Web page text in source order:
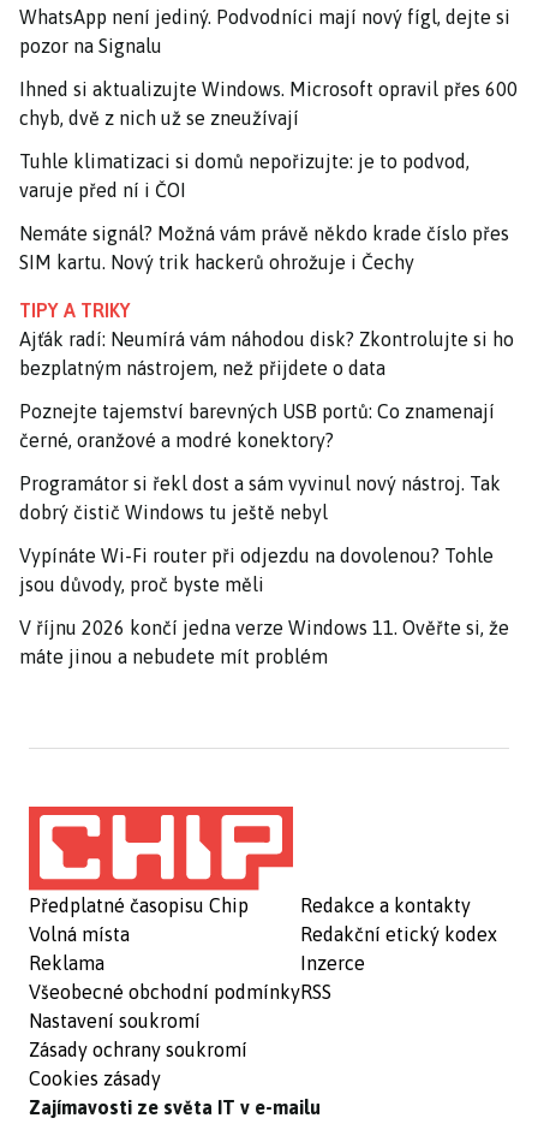
WhatsApp není jediný. Podvodníci mají nový fígl, dejte si
pozor na Signalu
Ihned si aktualizujte Windows. Microsoft opravil přes 600
chyb, dvě z nich už se zneužívají
Tuhle klimatizaci si domů nepořizujte: je to podvod,
varuje před ní i ČOI
Nemáte signál? Možná vám právě někdo krade číslo přes
SIM kartu. Nový trik hackerů ohrožuje i Čechy
TIPY A TRIKY
Ajťák radí: Neumírá vám náhodou disk? Zkontrolujte si ho
bezplatným nástrojem, než přijdete o data
Poznejte tajemství barevných USB portů: Co znamenají
černé, oranžové a modré konektory?
Programátor si řekl dost a sám vyvinul nový nástroj. Tak
dobrý čistič Windows tu ještě nebyl
Vypínáte Wi-Fi router při odjezdu na dovolenou? Tohle
jsou důvody, proč byste měli
V říjnu 2026 končí jedna verze Windows 11. Ověřte si, že
máte jinou a nebudete mít problém
Předplatné časopisu Chip
Volná místa
Reklama
Všeobecné obchodní podmínky
Nastavení soukromí
Zásady ochrany soukromí
Cookies zásady
Redakce a kontakty
Redakční etický kodex
Inzerce
RSS
Zajímavosti ze světa IT v e-mailu